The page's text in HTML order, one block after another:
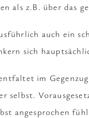
als z.B. über das
auch ein
sich
im
selbst.
angesprochen